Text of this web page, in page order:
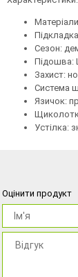
Сезон:
Підошва:
Захист:
Система
Язичок:
Устілка:
Оцінити продукт